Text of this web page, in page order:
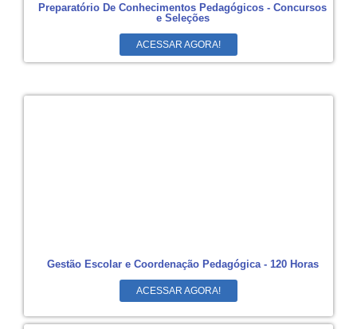
Preparatório De Conhecimentos Pedagógicos - Concursos
e Seleções
ACESSAR AGORA!
Gestão Escolar e Coordenação Pedagógica - 120 Horas
ACESSAR AGORA!